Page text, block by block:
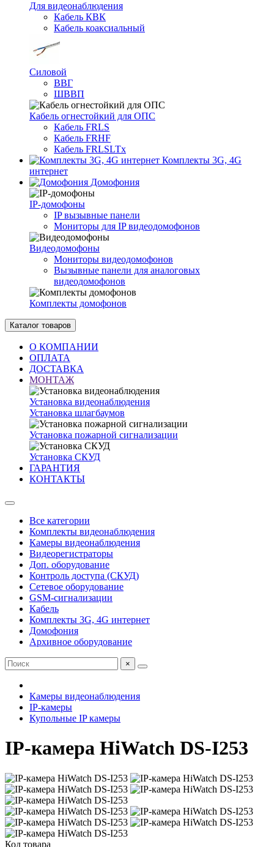
Для видеонаблюдения
Кабель КВК
Кабель коаксиальный
Силовой
ВВГ
ШВВП
Кабель огнестойкий для ОПС
Кабель FRLS
Кабель FRHF
Кабель FRLSLTx
Комплекты 3G, 4G
интернет
Домофония
IP-домофоны
IP вызывные панели
Мониторы для IP видеодомофонов
Видеодомофоны
Мониторы видеодомофонов
Вызывные панели для аналоговых
видеодомофонов
Комплекты домофонов
Каталог товаров
О КОМПАНИИ
ОПЛАТА
ДОСТАВКА
МОНТАЖ
Установка видеонаблюдения
Установка шлагбаумов
Установка пожарной сигнализации
Установка СКУД
ГАРАНТИЯ
КОНТАКТЫ
Все категории
Комплекты видеонаблюдения
Камеры видеонаблюдения
Видеорегистраторы
Доп. оборудование
Контроль доступа (СКУД)
Сетевое оборудование
GSM-сигнализации
Кабель
Комплекты 3G, 4G интернет
Домофония
Архивное оборудование
×
Камеры видеонаблюдения
IP-камеры
Купольные IP камеры
IP-камера HiWatch DS-I253
Код товара